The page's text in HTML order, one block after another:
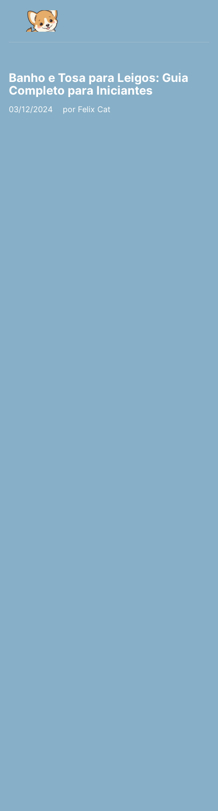
Banho e Tosa para Leigos: Guia
Completo para Iniciantes
03/12/2024 por Felix Cat